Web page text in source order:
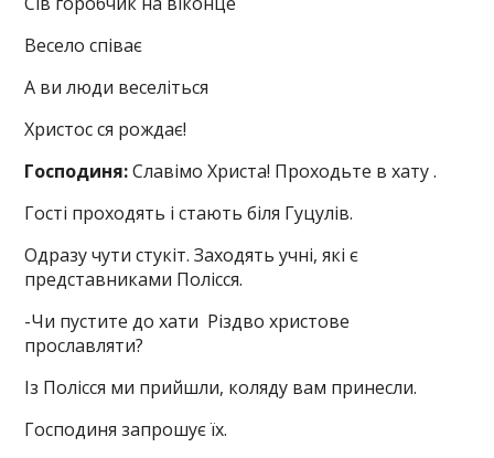
Весело співає
А ви люди веселіться
Христос ся рождає!
Господиня:Славімо Христа! Проходьте в хату .
Гості проходять і стають біля Гуцулів.
Одразу чути стукіт. Заходять учні, які є
представниками Полісся.
-Чи пустите до хати Різдво христове
прославляти?
Із Полісся ми прийшли, коляду вам принесли.
Господиня запрошує їх.